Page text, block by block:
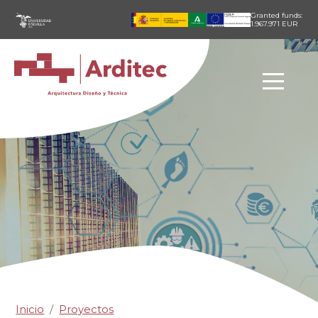
Granted funds:
1.967.971 EUR
Inicio Proyectos